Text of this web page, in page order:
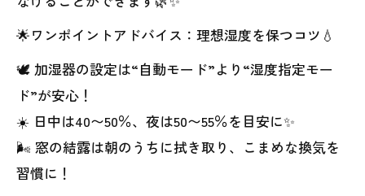
🌟ワンポイントアドバイス：理想湿度を保つコツ💧
🕊️ 加湿器の設定は“自動モード”より“湿度指定モー
ド”が安心！
☀️ 日中は40〜50％、夜は50〜55％を目安に✨
🌬️ 窓の結露は朝のうちに拭き取り、こまめな換気を
習慣に！